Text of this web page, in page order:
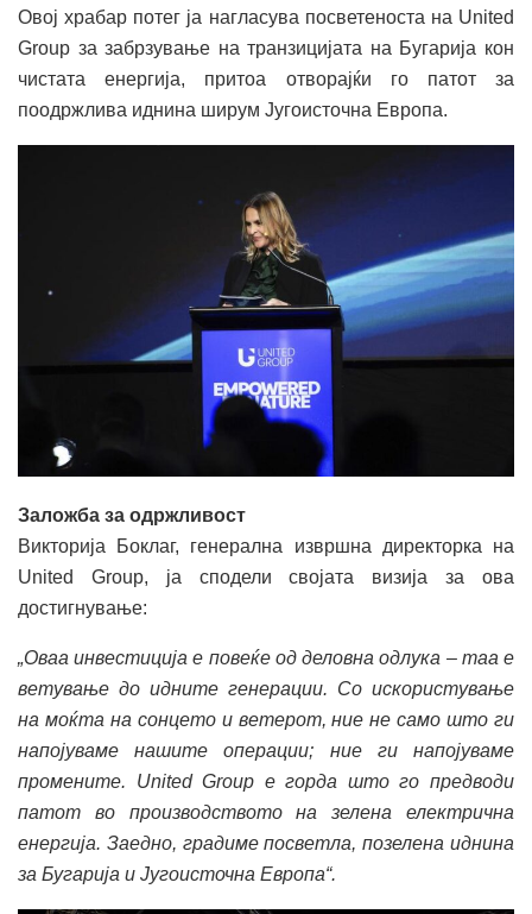
Овој храбар потег ја нагласува посветеноста на United
Group за забрзување на транзицијата на Бугарија кон
чистата енергија, притоа отворајќи го патот за
поодржлива иднина ширум Југоисточна Европа.
Заложба за одржливост
Викторија Боклаг, генерална извршна директорка на
United Group, ја сподели својата визија за ова
достигнување:
„Оваа инвестиција е повеќе од деловна одлука – таа е
ветување до идните генерации. Со искористување
на моќта на сонцето и ветерот, ние не само што ги
напојуваме нашите операции; ние ги напојуваме
промените. United Group е горда што го предводи
патот во производството на зелена електрична
енергија. Заедно, градиме посветла, позелена иднина
за Бугарија и Југоисточна Европа“.